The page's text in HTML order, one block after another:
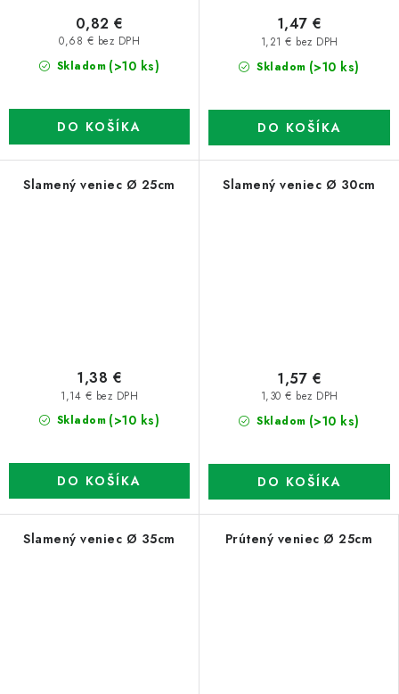
Skladom (>10 ks)
0,68 € bez DPH
0,82 €
DO KOŠÍKA
Skladom (>10 ks)
1,21 € bez DPH
1,47 €
DO KOŠÍKA
Slamený veniec Ø 25cm
Skladom (>10 ks)
1,14 € bez DPH
1,38 €
DO KOŠÍKA
Slamený veniec Ø 30cm
Skladom (>10 ks)
1,30 € bez DPH
1,57 €
DO KOŠÍKA
Slamený veniec Ø 35cm Prútený veniec Ø 25cm